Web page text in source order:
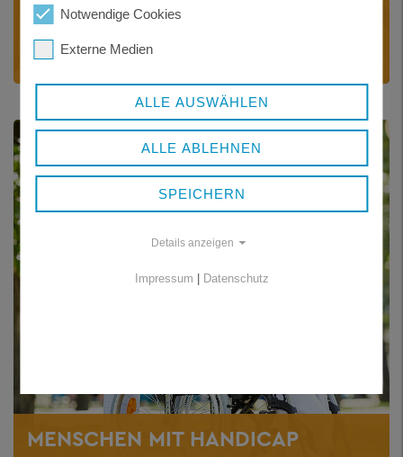
Anlaufstelle für ehrenamtliche
Seniorenbeauftragte
MENSCHEN MIT HANDICAP
Notwendige Cookies
Externe Medien
ALLE AUSWÄHLEN
ALLE ABLEHNEN
SPEICHERN
Details anzeigen
Impressum Datenschutz